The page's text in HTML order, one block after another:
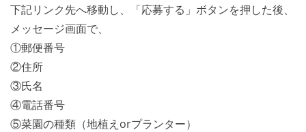
下記リンク先へ移動し、「応募する」ボタンを押した後、
メッセージ画面で、
①郵便番号
②住所
③氏名
④電話番号
⑤菜園の種類（地植えorプランター）